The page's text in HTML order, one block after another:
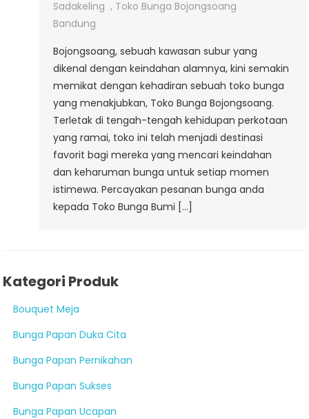
Sadakeling , Toko Bunga Bojongsoang
Bandung
Bojongsoang, sebuah kawasan subur yang
dikenal dengan keindahan alamnya, kini semakin
memikat dengan kehadiran sebuah toko bunga
yang menakjubkan, Toko Bunga Bojongsoang.
Terletak di tengah-tengah kehidupan perkotaan
yang ramai, toko ini telah menjadi destinasi
favorit bagi mereka yang mencari keindahan
dan keharuman bunga untuk setiap momen
istimewa. Percayakan pesanan bunga anda
kepada Toko Bunga Bumi […]
Kategori Produk
Bouquet Meja
Bunga Papan Duka Cita
Bunga Papan Pernikahan
Bunga Papan Sukses
Bunga Papan Ucapan